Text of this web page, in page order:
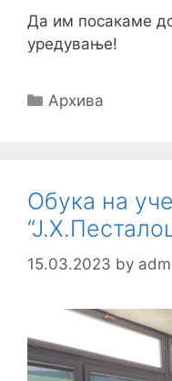
Да им посакаме
уредување!
Categories
Архива
Обука на
15.03.2023 by